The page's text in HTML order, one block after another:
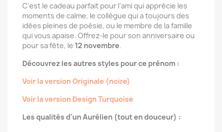
C'est le cadeau parfait pour l'ami qui apprécie les
moments de calme, le collègue qui a toujours des
idées pleines de poésie, ou le membre de la famille
qui vous apaise. Offrez-le pour son anniversaire ou
pour sa fête, le 12 novembre.
Découvrez les autres styles pour ce prénom :
Voir la version Originale (noire)
Voir la version Design Turquoise
Les qualités d'un Aurélien (tout en douceur) :